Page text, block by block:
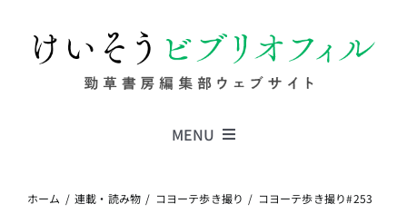
content
MENU
ホーム 連載・読み物 コヨーテ歩き撮り コヨーテ歩き撮り#253